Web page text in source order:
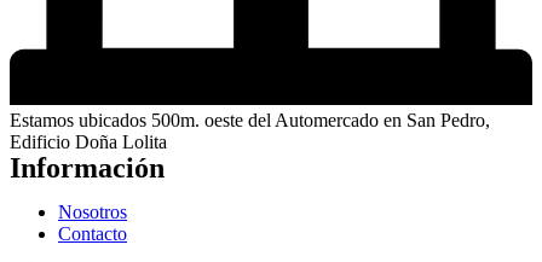
Estamos ubicados 500m. oeste del Automercado en San Pedro,
Edificio Doña Lolita
Información
Nosotros
Contacto